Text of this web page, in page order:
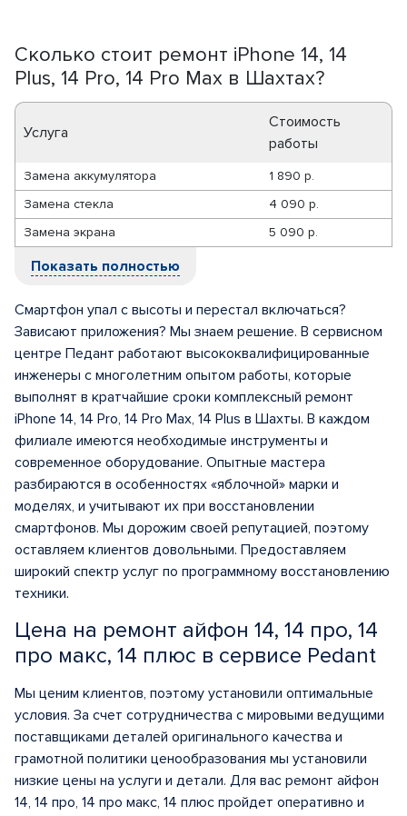
Сколько стоит ремонт iPhone 14, 14
Plus, 14 Pro, 14 Pro Max в Шахтах?
Услуга
Стоимость
работы
Замена аккумулятора
1 890 р.
Замена стекла
4 090 р.
Замена экрана
5 090 р.
Показать полностью
Смартфон упал с высоты и перестал включаться?
Зависают приложения? Мы знаем решение. В сервисном
центре Педант работают высококвалифицированные
инженеры с многолетним опытом работы, которые
выполнят в кратчайшие сроки комплексный ремонт
iPhone 14, 14 Pro, 14 Pro Max, 14 Plus в Шахты. В каждом
филиале имеются необходимые инструменты и
современное оборудование. Опытные мастера
разбираются в особенностях «яблочной» марки и
моделях, и учитывают их при восстановлении
смартфонов. Мы дорожим своей репутацией, поэтому
оставляем клиентов довольными. Предоставляем
широкий спектр услуг по программному восстановлению
техники.
Цена на ремонт айфон 14, 14 про, 14
про макс, 14 плюс в сервисе Pedant
Мы ценим клиентов, поэтому установили оптимальные
условия. За счет сотрудничества с мировыми ведущими
поставщиками деталей оригинального качества и
грамотной политики ценообразования мы установили
низкие цены на услуги и детали. Для вас ремонт айфон
14, 14 про, 14 про макс, 14 плюс пройдет оперативно и